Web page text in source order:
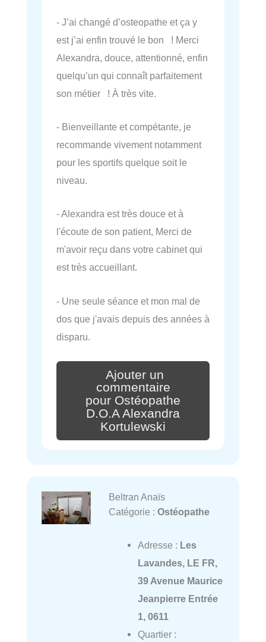
- J’ai changé d’osteopathe et ça y
est j’ai enfin trouvé le bon ! Merci
Alexandra, douce, attentionné, enfin
quelqu’un qui connaît parfaitement
son métier ! À très vite.
- Bienveillante et compétante, je
recommande vivement notamment
pour les sportifs quelque soit le
niveau.
- Alexandra est très douce et à
l'écoute de son patient, Merci de
m'avoir reçu dans votre cabinet qui
est très accueillant.
- Une seule séance et mon mal de
dos que j'avais depuis des années à
disparu.
Ajouter un
commentaire
pour Ostéopathe
D.O.A Alexandra
Kortulewski
Beltran Anaïs
Catégorie : Ostéopathe
Adresse : Les
Lavandes, LE FR,
39 Avenue Maurice
Jeanpierre Entrée
1, 0611
Quartier :